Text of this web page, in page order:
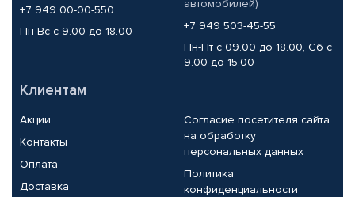
+7 949 00-00-550
Пн-Вс с 9.00 до 18.00
автомобилей)
+7 949 503-45-55
Пн-Пт с 09.00 до 18.00, Сб с
9.00 до 15.00
Клиентам
Акции
Контакты
Оплата
Доставка
Согласие посетителя сайта
на обработку
персональных данных
Политика
конфиденциальности